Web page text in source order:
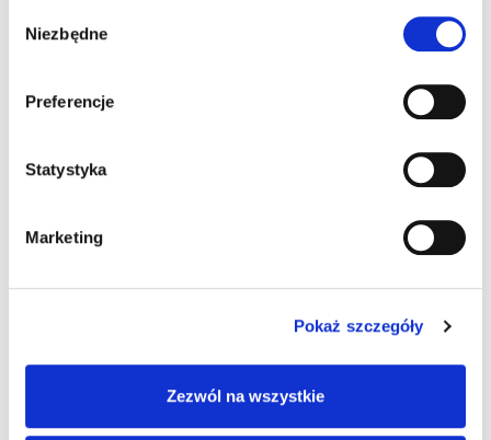
zgody
Niezbędne
Preferencje
Statystyka
Marketing
Pokaż szczegóły
Zezwól na wszystkie